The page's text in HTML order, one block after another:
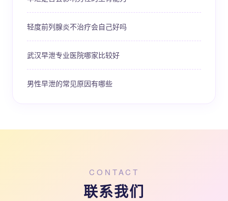
轻度前列腺炎不治疗会自己好吗
武汉早泄专业医院哪家比较好
男性早泄的常见原因有哪些
CONTACT
联系我们